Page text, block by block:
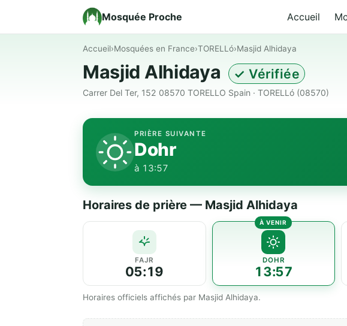
Mosquée Proche Accueil
Accueil›Mosquées en France›TORELLó›Masjid Alhidaya
Masjid Alhidaya ✓ Vérifiée
Carrer Del Ter, 152 08570 TORELLO Spain · TORELLó (08570)
PRIÈRE SUIVANTE
Dohr
à 13:57
Horaires de prière — Masjid Alhidaya
FAJR
05:19
DOHR
13:57
Horaires officiels affichés par Masjid Alhidaya.